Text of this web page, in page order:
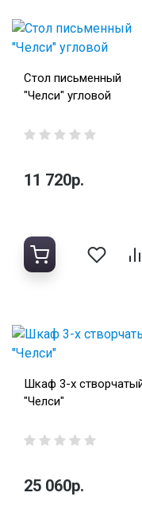
Стол письменный
"Челси" угловой
11 720р.
Шкаф 3-х
"Челси"
25 060р.